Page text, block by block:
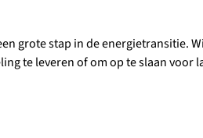
grote stap in de energietransitie.
te leveren of om op te slaan voor